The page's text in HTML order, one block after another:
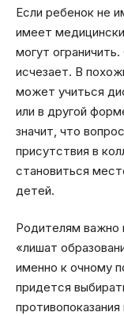
Если ребенок не
имеет
могут
исчезает. В
может учиться
или в другой
значит, что
присутствия в
становиться
детей.
Родителям важно
«лишат
именно к очному
придется